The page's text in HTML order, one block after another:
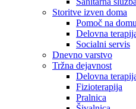
Storitve izven doma
Pomoč na domu
Delovna
Socialni servis
Dnevno varstvo
Tržna dejavnost
Delovna
Fizioterapija
Pralnica